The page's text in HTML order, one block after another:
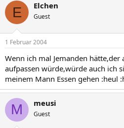
E Elchen
Guest
1 Februar 2004
Wenn ich mal Jemanden hätte,der
aufpassen würde,würde auch ich
meinem Mann Essen gehen :heul
M meusi
Guest